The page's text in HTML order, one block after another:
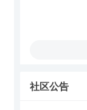
社区公告